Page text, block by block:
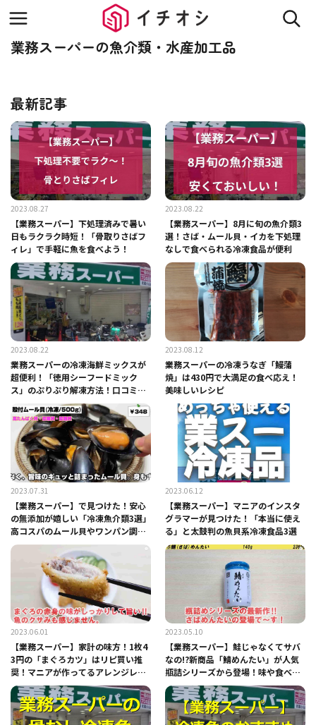
業務スーパーの魚介類・水産加工品
最新記事
2023.08.27
【業務スーパー】下処理済みで暑い
日もラクラク時短！「骨取りさばフ
ィレ」で手軽に魚を食べよう！
2023.08.22
【業務スーパー】8月に旬の魚介類3
選！さば・ムール貝・イカを下処理
なしで食べられる冷凍食品が便利
2023.08.22
業務スーパーの冷凍海鮮ミックスが
超便利！「徳用シーフードミック
ス」のぷりぷり解凍方法！口コミや
簡単レシピも紹介
2023.08.12
業務スーパーの冷凍うなぎ「鰻蒲
焼」は430円で大満足の食べ応え！
美味しいレシピ
2023.07.31
【業務スーパー】で見つけた！安心
の無添加が嬉しい「冷凍魚介類3選」
高コスパのムール貝やワンパン調理
のラク食材も
2023.06.12
【業務スーパー】マニアのインスタ
グラマーが見つけた！「本当に使え
る」と太鼓判の魚貝系冷凍食品3選
2023.06.01
【業務スーパー】家計の味方！1枚4
3円の「まぐろカツ」はリピ買い推
奨！マニアが作ってるアレンジレシ
ピも紹介
2023.05.10
【業務スーパー】鮭じゃなくてサバ
なの!?新商品「鯖めんたい」が人気
瓶詰シリーズから登場！味や食べ方
は？